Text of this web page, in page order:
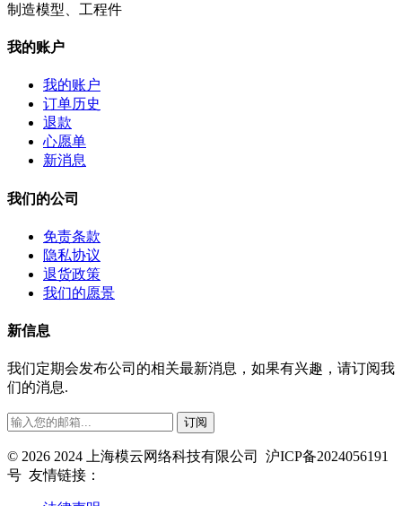
制造模型、工程件
我的账户
我的账户
订单历史
退款
心愿单
新消息
我们的公司
免责条款
隐私协议
退货政策
我们的愿景
新信息
我们定期会发布公司的相关最新消息，如果有兴趣，请订阅我
们的消息.
订阅
© 2026 2024 上海模云网络科技有限公司 沪ICP备2024056191
号 友情链接：